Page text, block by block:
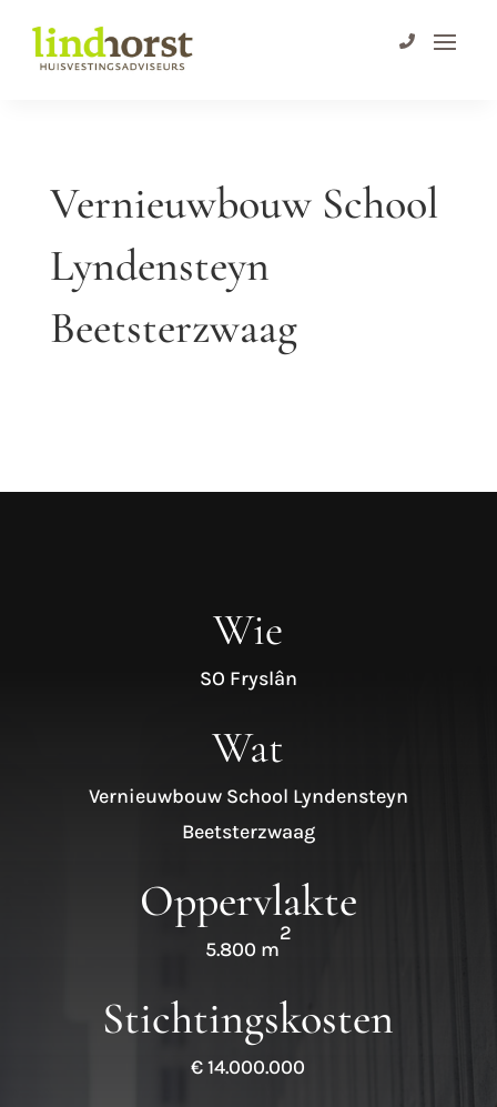
Vernieuwbouw School
Lyndensteyn
Beetsterzwaag
Wie
SO Fryslân
Wat
Vernieuwbouw School Lyndensteyn
Beetsterzwaag
Oppervlakte
5.800 m
2
Stichtingskosten
€ 14.000.000